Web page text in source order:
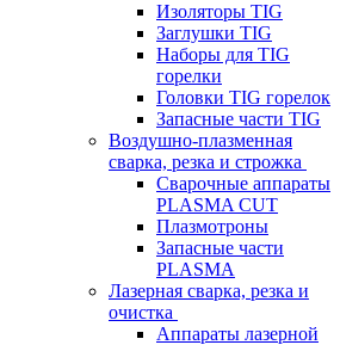
Изоляторы TIG
Заглушки TIG
Наборы для TIG
горелки
Головки TIG горелок
Запасные части TIG
Воздушно-плазменная
сварка, резка и строжка
Сварочные аппараты
PLASMA CUT
Плазмотроны
Запасные части
PLASMA
Лазерная сварка, резка и
очистка
Аппараты лазерной